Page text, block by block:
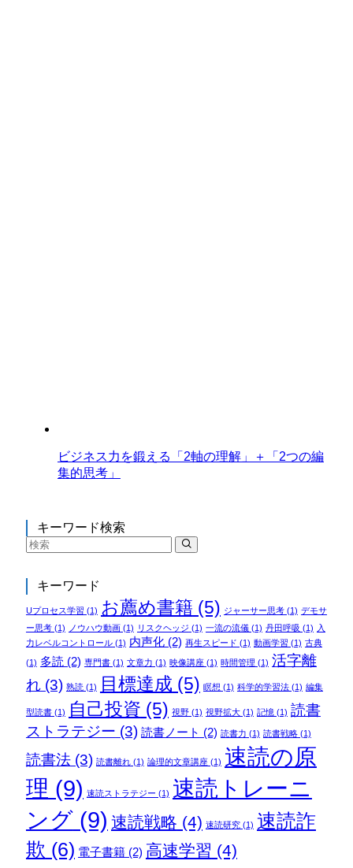
ビジネス力を鍛える「2軸の理解」＋「2つの編
集的思考」
キーワード検索
キーワード
Uプロセス学習 (1) お薦め書籍 (5) ジャーサー思考(1) デモサ
ー思考(1) ノウハウ動画(1) リスクヘッジ (1) 一流の流儀(1) 丹田呼吸 (1) 入
力レベルコントロール(1) 内声化(2) 再生スピード (1) 動画学習 (1) 古典
(1) 多読 (2) 専門書(1) 文章力 (1) 映像講座(1) 時間管理 (1) 活字離
れ(3) 熟読(1) 目標達成 (5) 瞑想 (1) 科学的学習法(1) 編集
型読書(1) 自己投資 (5) 視野(1) 視野拡大(1) 記憶(1) 読書
ストラテジー (3) 読書ノート (2) 読書力 (1) 読書戦略(1)
読書法(3) 読書離れ(1) 論理的文章講座(1) 速読の原
理 (9) 速読ストラテジー (1) 速読トレーニ
ング(9) 速読戦略 (4) 速読研究(1) 速読詐
欺 (6) 電子書籍(2) 高速学習 (4)